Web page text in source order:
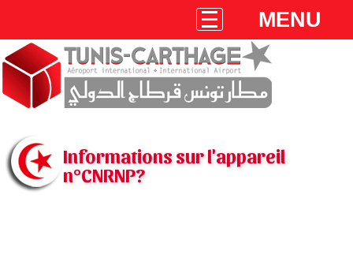
MENU
Informations sur l'appareil
n°CNRNP?